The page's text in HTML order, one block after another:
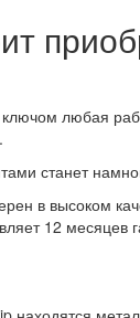
любая
станет
в высоком
12 месяцев